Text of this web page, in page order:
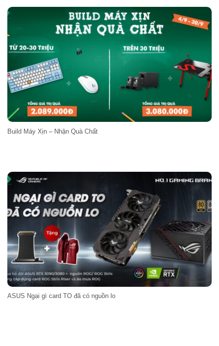
Build Máy Xịn – Nhận Quà Chất
ASUS Ngại gì card TO đã có nguồn lo